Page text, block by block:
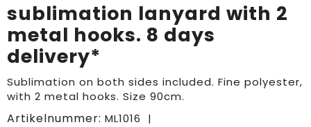
Snoep
Promo
Notitieboekjes
Papier
Glazen en karaffen
Merken
Sportkleding
Overig textiel
Sport & vrije tijd
Rugzakken
sublimation lanyard with 2
metal hooks. 8 days
delivery*
Sublimation on both sides included. Fine polyester,
with 2 metal hooks. Size 90cm.
Artikelnummer: ML1016